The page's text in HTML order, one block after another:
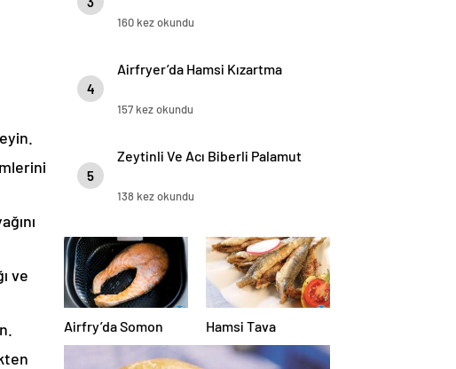
ve
160 kez okundu
4
Airfryer’da Hamsi Kızartma
157 kez okundu
5
Zeytinli Ve Acı Biberli Palamut
138 kez okundu
Airfry’da Somon Hamsi Tava